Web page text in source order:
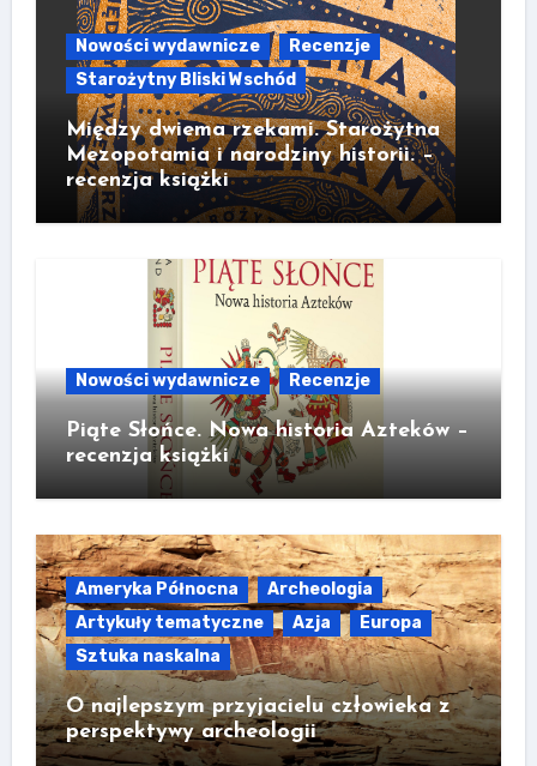
Nowości wydawnicze
Recenzje
Starożytny Bliski Wschód
Między dwiema rzekami. Starożytna
Mezopotamia i narodziny historii. –
recenzja książki
Nowości wydawnicze Recenzje
Piąte Słońce. Nowa historia Azteków –
recenzja książki
Ameryka Północna
Archeologia
Artykuły tematyczne
Azja
Europa
Sztuka naskalna
O najlepszym przyjacielu człowieka z
perspektywy archeologii